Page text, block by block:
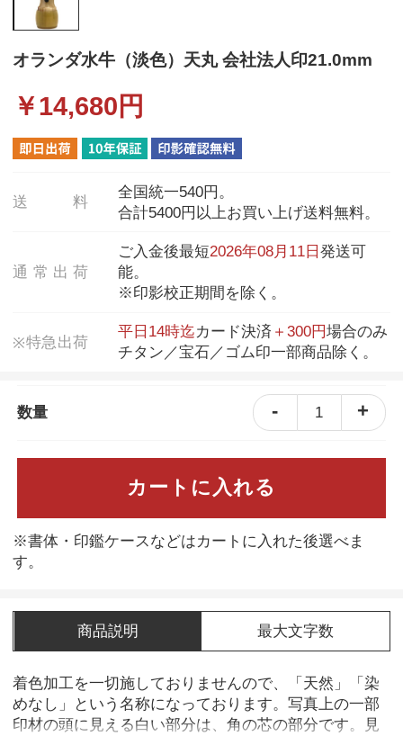
オランダ水牛（淡色）天丸 会社法人印21.0mm
￥14,680 円
送 料
全国統一540円。
合計5400円以上お買い上げ送料無料。
通 常 出 荷
ご入金後最短2026年08月11日発送可
能。
※印影校正期間を除く。
※特急出荷
平日14時迄カード決済 ＋300円場合のみ
チタン／宝石／ゴム印一部商品除く。
数量 - 1 +
カートに入れる
※書体・印鑑ケースなどはカートに入れた後選べま
す。
商品説明 最大文字数
着色加工を一切施しておりませんので、「天然」「染
めなし」という名称になっております。写真上の一部
印材の頭に見える白い部分は、角の芯の部分です。見